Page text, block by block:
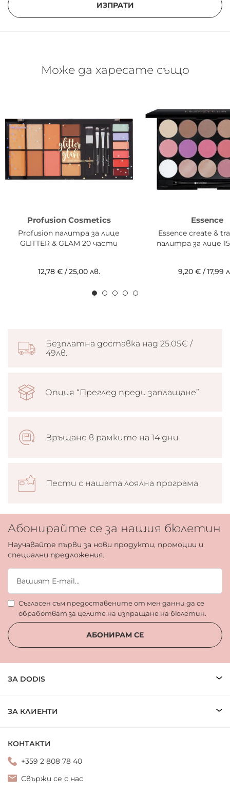
ИЗПРАТИ
Може да харесате също
Profusion Cosmetics
Profusion палитра за лице
GLITTER & GLAM 20 части
12,78 €/25,00 лв.
Essence
Essence create &
палитра за лице
9,20 €/17,99
Безплатна доставка над 25.05€ /
49лв.
Опция “Преглед преди заплащане”
Връщане в рамките на 14 дни
Пести с нашата лоялна програма
Абонирайте се за нашия бюлетин
Научавайте първи за нови продукти, промоции и
специални предложения.
Съгласен съм предоставените от мен данни да се
обработват за целите на изпращане на бюлетин.
АБОНИРАМ СЕ
ЗА DODIS
ЗА КЛИЕНТИ
КОНТАКТИ
+359 2 808 78 40
Свържи се с нас